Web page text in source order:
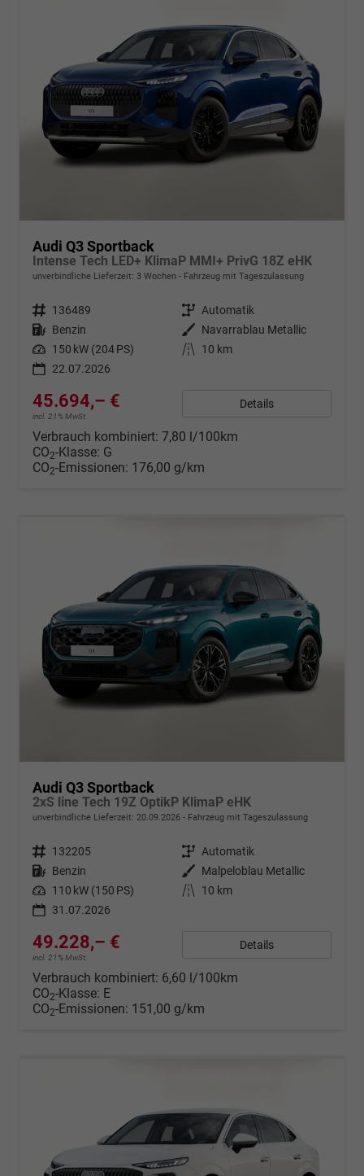
Audi Q3 Sportback
Intense Tech LED+ KlimaP MMI+ PrivG 18Z eHK
unverbindliche Lieferzeit: 3 Wochen Fahrzeug mit Tageszulassung
Fahrzeugnr. 136489 Getriebe Automatik
Kraftstoff Benzin Außenfarbe Navarrablau Metallic
Leistung 150 kW (204 PS) Kilometerstand
10 km
22.07.2026
45.694,– €
incl. 21% MwSt.
Details
Verbrauch kombiniert: 7,80 l/100km
CO2-Klasse: G
CO2-Emissionen: 176,00 g/km
Audi Q3 Sportback
2xS line Tech 19Z OptikP KlimaP eHK
unverbindliche Lieferzeit: 20.09.2026 Fahrzeug mit Tageszulassung
Fahrzeugnr. 132205 Getriebe Automatik
Kraftstoff Benzin Außenfarbe Malpeloblau Metallic
Leistung 110 kW (150 PS) Kilometerstand
10 km
31.07.2026
49.228,– €
incl. 21% MwSt.
Details
Verbrauch kombiniert: 6,60 l/100km
CO2-Klasse: E
CO2-Emissionen: 151,00 g/km